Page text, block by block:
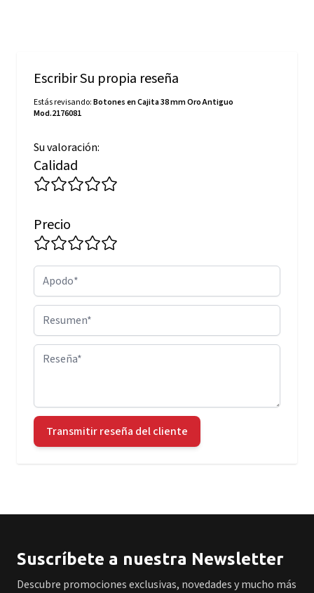
Escribir Su propia reseña
Estás revisando:Botones en Cajita 38 mm Oro Antiguo
Mod.2176081
Su valoración:
Calidad
Precio
Apodo
Resumen
Reseña
Transmitir reseña del cliente
Suscríbete a nuestra Newsletter
Descubre promociones exclusivas, novedades y mucho más